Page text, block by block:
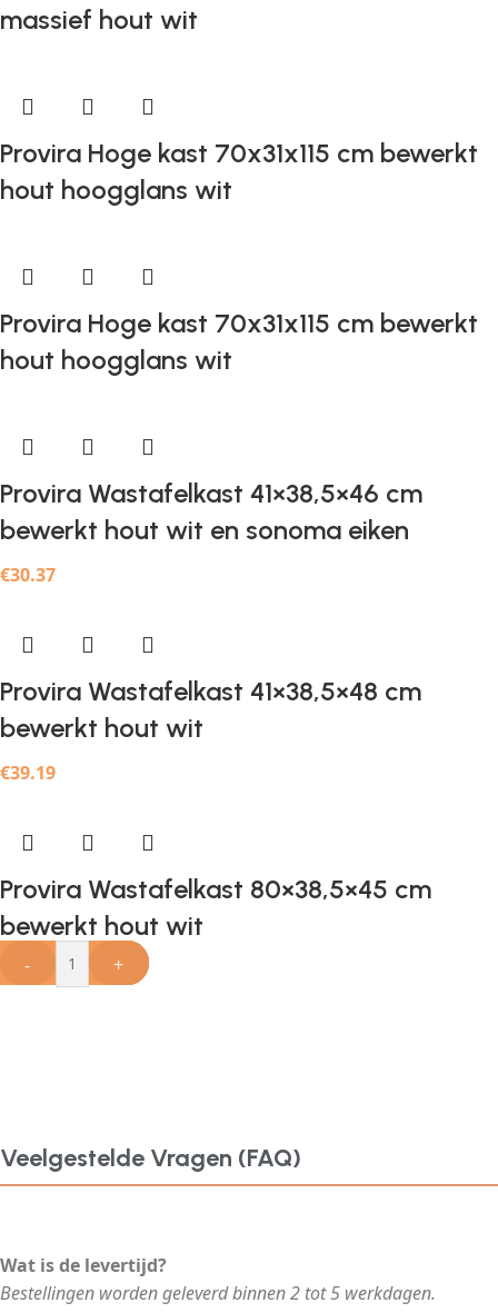
- +
- +
- +
- +
- +
massief hout wit
Provira Hoge kast 70x31x115 cm bewerkt
hout hoogglans wit
Provira Hoge kast 70x31x115 cm bewerkt
hout hoogglans wit
- +
Provira Wastafelkast 41×38,5×46 cm
bewerkt hout wit en sonoma eiken
€30.37
- +
Provira Wastafelkast 41×38,5×48 cm
bewerkt hout wit
€39.19
- +
Provira Wastafelkast 80×38,5×45 cm
bewerkt hout wit
41.15
Veelgestelde Vragen (FAQ)
Wat is de levertijd?
Bestellingen worden geleverd binnen 2 tot 5 werkdagen.